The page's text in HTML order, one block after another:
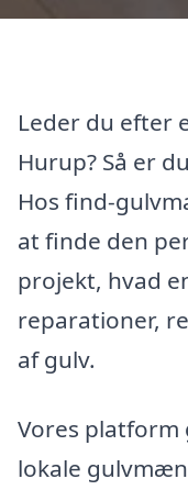
Leder du efter
Hurup? Så er
Hos find-
at finde den
projekt, hvad
reparationer,
af gulv.
Vores platform
lokale